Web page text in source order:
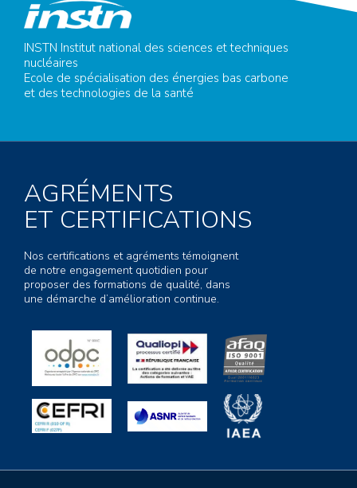
INSTN Institut national des sciences et techniques
nucléaires
Ecole de spécialisation des énergies bas carbone
et des technologies de la santé
AGRÉMENTS
ET CERTIFICATIONS
Nos certifications et agréments témoignent
de notre engagement quotidien pour
proposer des formations de qualité, dans
une démarche d’amélioration continue.